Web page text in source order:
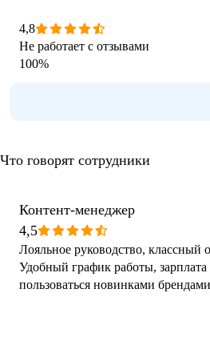
4,8
Не работает с отзывами
100%
Что говорят сотрудники
Контент-менеджер
4,5
Лояльное руководство, классный
Удобный график работы,
пользоваться новинками